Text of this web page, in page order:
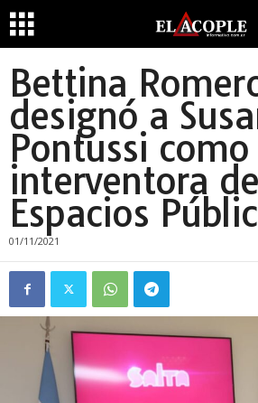
Bettina
designó a
Pontussi como
interventora de
Espacios
01/11/2021